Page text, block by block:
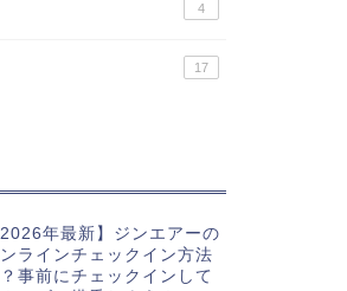
4
17
2026年最新】ジンエアーの
ラインチェックイン方法
事前にチェックインして